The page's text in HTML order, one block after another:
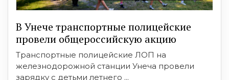
В Унече транспортные полицейские
провели общероссийскую акцию
Транспортные полицейские ЛОП на
железнодорожной станции Унеча провели
зарядку с детьми летнего ...